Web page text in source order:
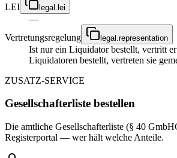
LEI
legal.lei
—
Vertretungsregelung
legal.representation
Ist nur ein Liquidator bestellt, vertritt
Liquidatoren bestellt, vertreten sie
ZUSATZ-SERVICE
Gesellschafterliste bestellen
Die amtliche Gesellschafterliste (§ 40
Registerportal — wer hält welche Anteile.